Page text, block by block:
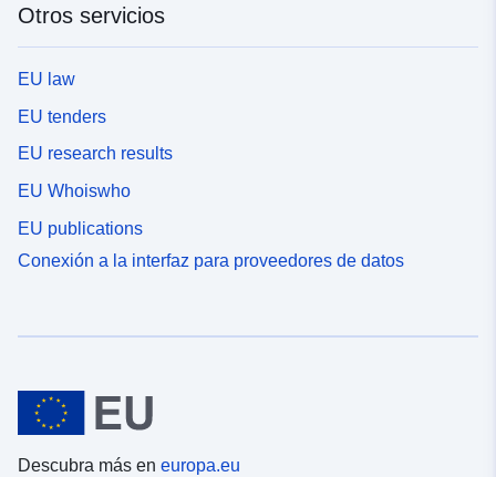
Otros servicios
EU law
EU tenders
EU research results
EU Whoiswho
EU publications
Conexión a la interfaz para proveedores de datos
Descubra más en europa.eu